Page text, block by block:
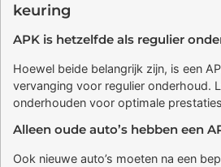
keuring
APK is hetzelfde als regulier
Hoewel beide belangrijk zijn, is een
vervanging voor regulier onderhoud.
onderhouden voor optimale
Alleen oude auto’s hebben een
Ook nieuwe auto’s moeten na een